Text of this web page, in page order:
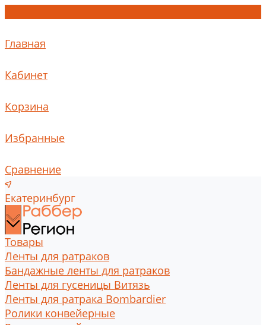
Главная
Кабинет
Корзина
Избранные
Сравнение
Екатеринбург
Товары
Ленты для ратраков
Бандажные ленты для ратраков
Ленты для гусеницы Витязь
Ленты для ратрака Bombardier
Ролики конвейерные